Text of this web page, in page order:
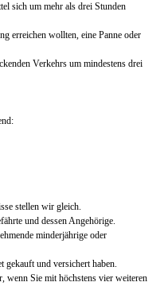
sich um mehr als drei Stunden
erreichen wollten, eine Panne oder
Verkehrs um mindestens drei
stellen wir gleich.
und dessen Angehörige.
minderjährige oder
und versichert haben.
wenn Sie mit höchstens vier weiteren